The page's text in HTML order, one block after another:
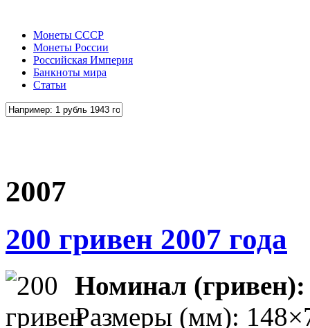
Монеты СССР
Монеты России
Российская Империя
Банкноты мира
Статьи
2007
200 гривен 2007 года
Номинал
Размеры (мм):